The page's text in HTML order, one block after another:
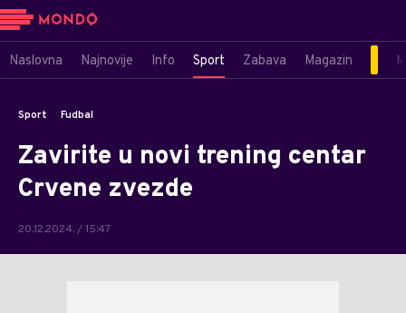
Naslovna Najnovije Info Sport Zabava Magazin
Sport Fudbal
Zavirite u novi trening centar
Crvene zvezde
20.12.2024. / 15:47